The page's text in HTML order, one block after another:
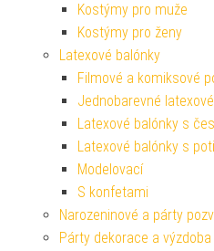
Kostýmy pro muže
Kostýmy pro ženy
Latexové balónky
Filmové a komiksové
Jednobarevné
Latexové balónky s
Latexové balónky s
Modelovací
S konfetami
Narozeninové a párty
Párty dekorace a výzdoba